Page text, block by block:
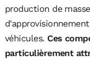
production de
véhicules. Ces
particulièrement